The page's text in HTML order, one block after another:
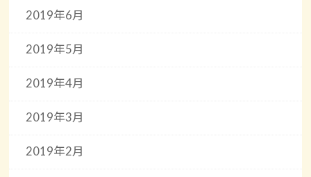
2019年6月
2019年5月
2019年4月
2019年3月
2019年2月